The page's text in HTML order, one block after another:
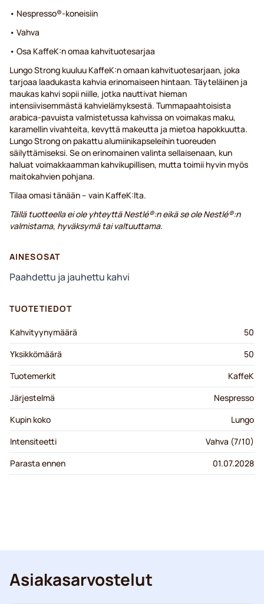
• Nespresso®-koneisiin
• Vahva
• Osa KaffeK:n omaa kahvituotesarjaa
Lungo Strong kuuluu KaffeK:n omaan kahvituotesarjaan, joka
tarjoaa laadukasta kahvia erinomaiseen hintaan. Täyteläinen ja
maukas kahvi sopii niille, jotka nauttivat hieman
intensiivisemmästä kahvielämyksestä. Tummapaahtoisista
arabica-pavuista valmistetussa kahvissa on voimakas maku,
karamellin vivahteita, kevyttä makeutta ja mietoa hapokkuutta.
Lungo Strong on pakattu alumiinikapseleihin tuoreuden
säilyttämiseksi. Se on erinomainen valinta sellaisenaan, kun
haluat voimakkaamman kahvikupillisen, mutta toimii hyvin myös
maitokahvien pohjana.
Tilaa omasi tänään – vain KaffeK:lta.
Tällä tuotteella ei ole yhteyttä Nestlé®:n eikä se ole Nestlé®:n
valmistama, hyväksymä tai valtuuttama.
AINESOSAT
Paahdettu ja jauhettu kahvi
TUOTETIEDOT
Kahvityynymäärä
50
Yksikkömäärä
50
Tuotemerkit
KaffeK
Järjestelmä
Nespresso
Kupin koko
Lungo
Intensiteetti
Vahva (7/10)
Parasta ennen
01.07.2028
Asiakasarvostelut